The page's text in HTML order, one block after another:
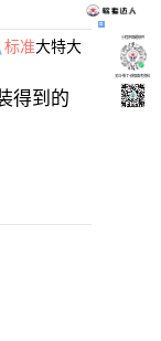
标准大特大
得到的
小程序刷题软件
关注“柴丁”获取备考资料